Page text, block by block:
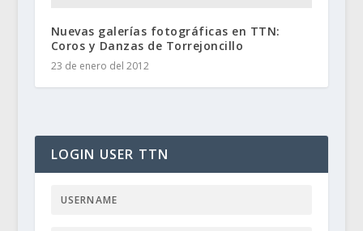
Nuevas galerías fotográficas en TTN:
Coros y Danzas de Torrejoncillo
23 de enero del 2012
LOGIN USER TTN